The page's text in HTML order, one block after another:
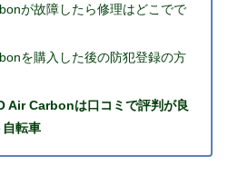
が故障したら修理はどこでで
を購入した後の防犯登録の方
Air Carbonは口コミで評判が良
転車